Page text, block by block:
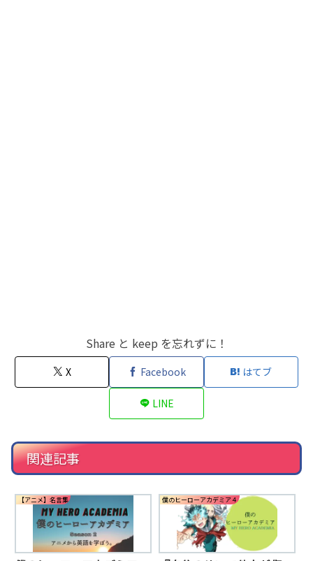
Share と keep を忘れずに！
X Facebook はてブ
LINE
関連記事
【アニメ】名言集 僕のヒーローアカデミア４